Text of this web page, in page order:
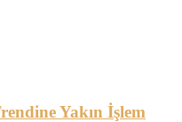
Yakın İşlem